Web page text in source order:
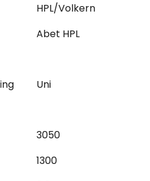
HPL/Volkern
Abet HPL
Uni
3050
1300